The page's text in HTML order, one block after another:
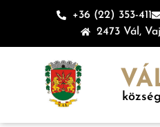
+36 (22) 353-411
2473 Vál,